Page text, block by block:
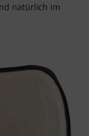
natürlich im